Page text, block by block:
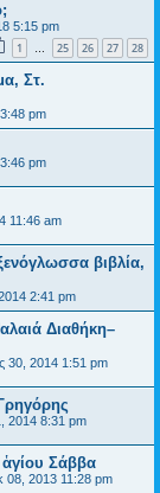
5:15 pm
1 … 25 26 27 28
Στ.
pm
pm
11:46 am
βιβλία,
2:41 pm
Διαθήκη–
30, 2014 1:51 pm
2014 8:31 pm
ἁγίου Σάββα
08, 2013 11:28 pm